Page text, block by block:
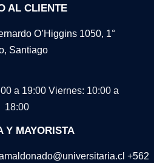
AL CLIENTE
O’Higgins 1050, 1°
Santiago
a 19:00 Viernes: 10:00 a
18:00
Y MAYORISTA
+562